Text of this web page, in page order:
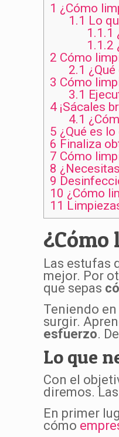
1 ¿Cómo
1.1 Lo
1.1.1
1.1.2
2 Cómo
2.1
3 Cómo
3.1
4 ¡Sácales
4.1
5 ¿Qué es
6 Finaliza
7 Cómo
8
9
10 ¿Cómo
11
¿Cómo
Las estufas
mejor. Por
que sepas
Teniendo
surgir.
esfuerzo.
Lo que
Con el
diremos.
En primer
cómo